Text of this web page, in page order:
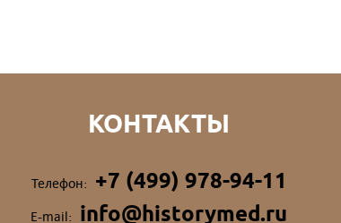
КОНТАКТЫ
Телефон: +7 (499) 978-94-11
E-mail: info@historymed.ru